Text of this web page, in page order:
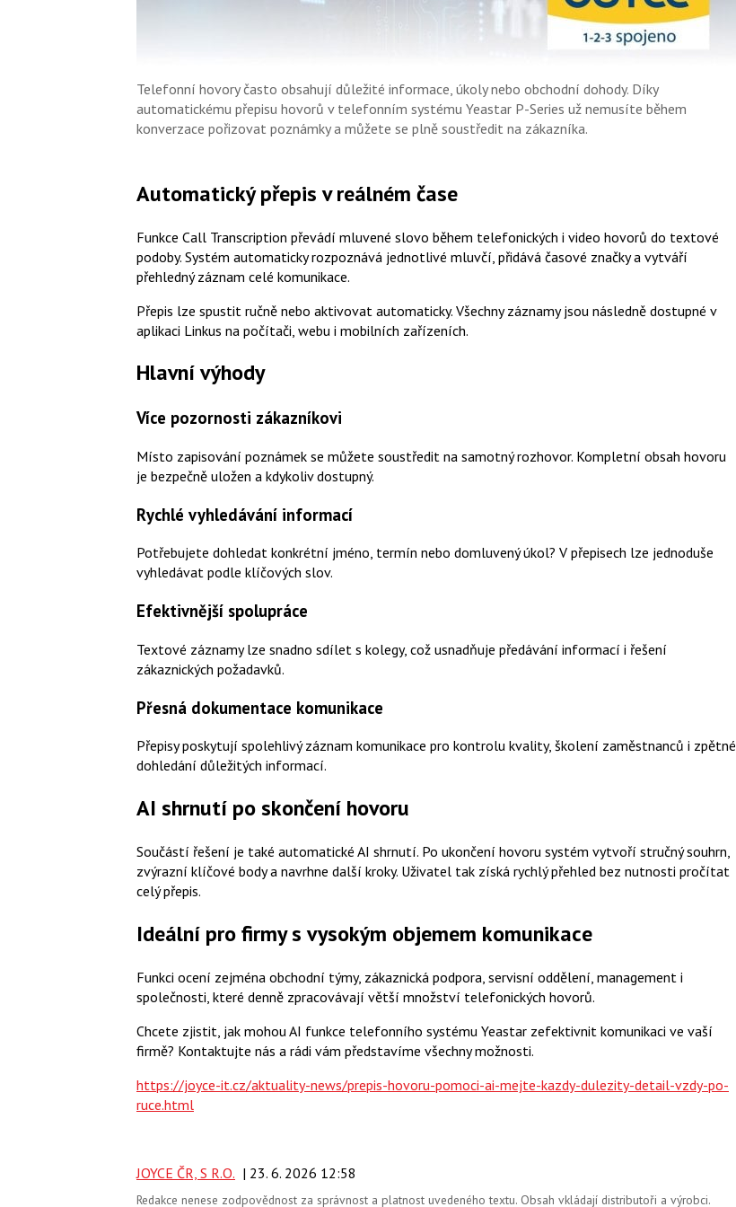
Telefonní hovory často obsahují důležité informace, úkoly nebo obchodní dohody. Díky
automatickému přepisu hovorů v telefonním systému Yeastar P-Series už nemusíte během
konverzace pořizovat poznámky a můžete se plně soustředit na zákazníka.
Automatický přepis v reálném čase
Funkce Call Transcription převádí mluvené slovo během telefonických i video hovorů do textové
podoby. Systém automaticky rozpoznává jednotlivé mluvčí, přidává časové značky a vytváří
přehledný záznam celé komunikace.
Přepis lze spustit ručně nebo aktivovat automaticky. Všechny záznamy jsou následně dostupné v
aplikaci Linkus na počítači, webu i mobilních zařízeních.
Hlavní výhody
Více pozornosti zákazníkovi
Místo zapisování poznámek se můžete soustředit na samotný rozhovor. Kompletní obsah hovoru
je bezpečně uložen a kdykoliv dostupný.
Rychlé vyhledávání informací
Potřebujete dohledat konkrétní jméno, termín nebo domluvený úkol? V přepisech lze jednoduše
vyhledávat podle klíčových slov.
Efektivnější spolupráce
Textové záznamy lze snadno sdílet s kolegy, což usnadňuje předávání informací i řešení
zákaznických požadavků.
Přesná dokumentace komunikace
Přepisy poskytují spolehlivý záznam komunikace pro kontrolu kvality, školení zaměstnanců i zpětné
dohledání důležitých informací.
AI shrnutí po skončení hovoru
Součástí řešení je také automatické AI shrnutí. Po ukončení hovoru systém vytvoří stručný souhrn,
zvýrazní klíčové body a navrhne další kroky. Uživatel tak získá rychlý přehled bez nutnosti pročítat
celý přepis.
Ideální pro firmy s vysokým objemem komunikace
Funkci ocení zejména obchodní týmy, zákaznická podpora, servisní oddělení, management i
společnosti, které denně zpracovávají větší množství telefonických hovorů.
Chcete zjistit, jak mohou AI funkce telefonního systému Yeastar zefektivnit komunikaci ve vaší
firmě? Kontaktujte nás a rádi vám představíme všechny možnosti.
https://joyce-it.cz/aktuality-news/prepis-hovoru-pomoci-ai-mejte-kazdy-dulezity-detail-vzdy-po-
ruce.html
JOYCE ČR, S R.O. | 23. 6. 2026 12:58
Redakce nenese zodpovědnost za správnost a platnost uvedeného textu. Obsah vkládají distributoři a výrobci.